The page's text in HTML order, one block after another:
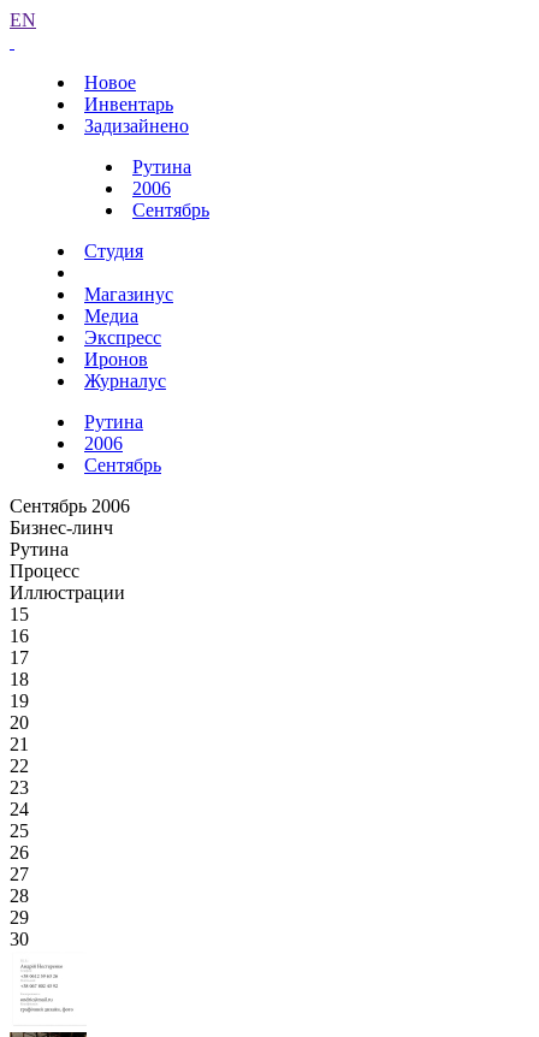
EN
Новое
Инвентарь
Задизайнено
Рутина
2006
Сентябрь
Студия
Магазинус
Медиа
Экспресс
Иронов
Журналус
Рутина
2006
Сентябрь
Сентябрь 2006
Бизнес-линч
Рутина
Процесс
Иллюстрации
15
16
17
18
19
20
21
22
23
24
25
26
27
28
29
30